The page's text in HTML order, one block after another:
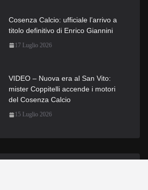
Cosenza Calcio: ufficiale l’arrivo a
titolo definitivo di Enrico Giannini
17 Luglio 2026
VIDEO – Nuova era al San Vito:
mister Coppitelli accende i motori
del Cosenza Calcio
15 Luglio 2026